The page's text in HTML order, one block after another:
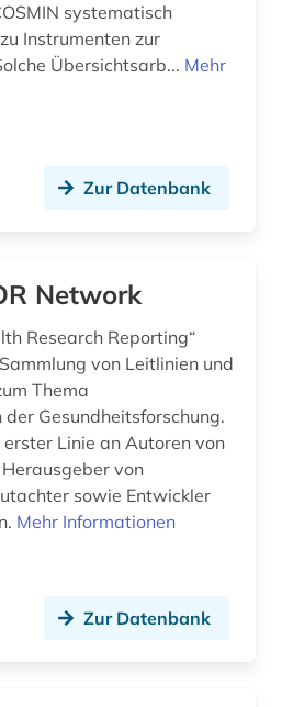
systematisch
Instrumenten zur
Übersichtsarb... Mehr
Zur Datenbank
Network
Research Reporting“
von Leitlinien und
Thema
Gesundheitsforschung.
Linie an Autoren von
von
sowie Entwickler
Mehr Informationen
Zur Datenbank